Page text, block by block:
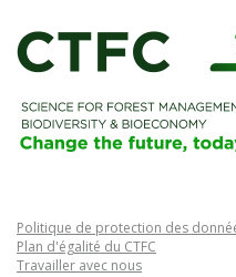
Politique de protection des
Plan d'égalité du CTFC
Travailler avec nous